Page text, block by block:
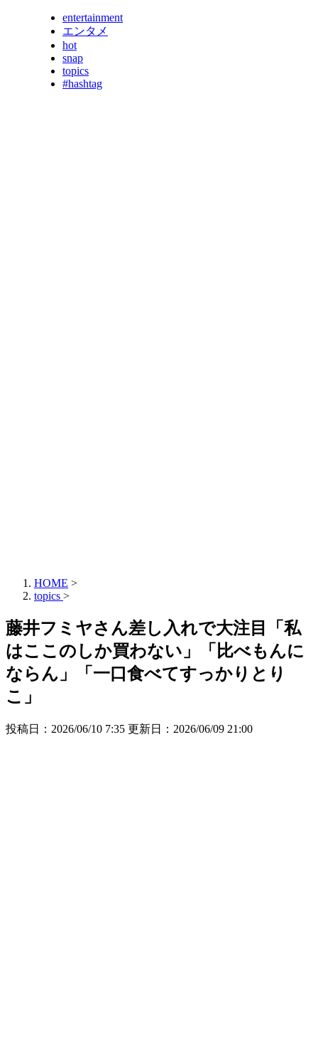
entertainment
エンタメ
hot
snap
topics
#hashtag
HOME >
topics >
藤井フミヤさん差し入れで大注目「私
はここのしか買わない」「比べもんに
ならん」「一口食べてすっかりとり
こ」
投稿日：2026/06/10 7:35 更新日： 2026/06/09 21:00